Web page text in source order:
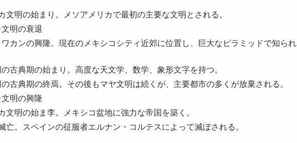
文明の始まり。メソアメリカで最初の主要な文明とされる。
文明の衰退
ワカンの興隆。現在のメキシコシティ近郊に位置し、巨大なピラミッドで知られ
の古典期の始まり。高度な天文学、数学、象形文字を持つ。
の古典期の終焉。その後もマヤ文明は続くが、主要都市の多くが放棄される。
文明の興隆
文明の始ま李。メキシコ盆地に強力な帝国を築く。
亡。スペインの征服者エルナン・コルテスによって滅ぼされる。